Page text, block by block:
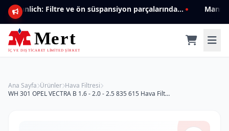
Mannlich: Filtre ve ön süspansiyon parçalarında genişleyen ürün yelpazesiyle kalite ve güven.
Ana Sayfa Ürünler Hava Filtresi
WH 301 OPEL VECTRA B 1.6 - 2.0 - 2.5 835 615 Hava Filtresi